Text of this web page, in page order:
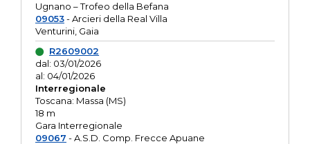
Ugnano – Trofeo della Befana
09053- Arcieri della Real Villa
Venturini, Gaia
R2609002
dal: 03/01/2026
al: 04/01/2026
Interregionale
Toscana: Massa (MS)
18 m
Gara Interregionale
09067 - A.S.D. Comp. Frecce Apuane